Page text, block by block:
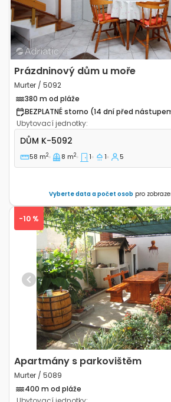
Prázdninový dům u moře
Murter / 5092
380 m od pláže
BEZPLATNÉ storno (14 dní před
Ubytovací jednotky:
Jednopokojový dům Murter K-
DŮM K-5092
58 m2 8 m2 1 1 5
Vyberte data a počet osob pro
Previous
-10 %
Apartmány s parkovištěm
Murter / 5089
400 m od pláže